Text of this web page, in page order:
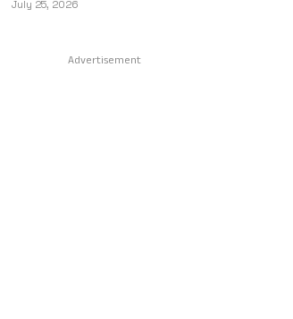
July 25, 2026
Advertisement